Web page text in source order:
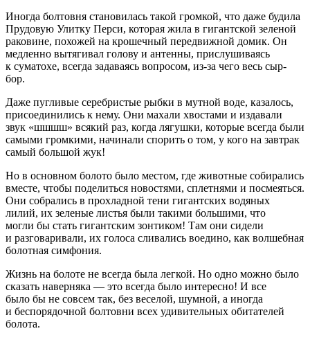
Иногда болтовня становилась такой громкой, что даже будила
Прудовую Улитку Перси, которая жила в гигантской зеленой
раковине, похожей на крошечный передвижной домик. Он
медленно вытягивал голову и антенны, прислушиваясь
к суматохе, всегда задаваясь вопросом, из-за чего весь сыр-
бор.
Даже пугливые серебристые рыбки в мутной воде, казалось,
присоединились к нему. Они махали хвостами и издавали
звук «шшшш» всякий раз, когда лягушки, которые всегда были
самыми громкими, начинали спорить о том, у кого на завтрак
самый большой жук!
Но в основном болото было местом, где животные собирались
вместе, чтобы поделиться новостями, сплетнями и посмеяться.
Они собрались в прохладной тени гигантских водяных
лилий, их зеленые листья были такими большими, что
могли бы стать гигантским зонтиком! Там они сидели
и разговаривали, их голоса сливались воедино, как волшебная
болотная симфония.
Жизнь на болоте не всегда была легкой. Но одно можно было
сказать наверняка — это всегда было интересно! И все
было бы не совсем так, без веселой, шумной, а иногда
и беспорядочной болтовни всех удивительных обитателей
болота.